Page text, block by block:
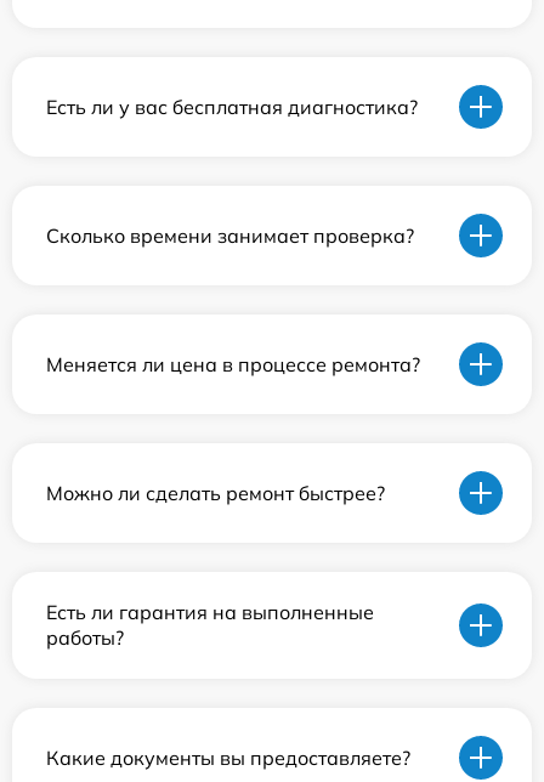
Есть ли у вас бесплатная диагностика?
Сколько времени занимает проверка?
Меняется ли цена в процессе ремонта?
Можно ли сделать ремонт быстрее?
Есть ли гарантия на выполненные
работы?
Какие документы вы предоставляете?